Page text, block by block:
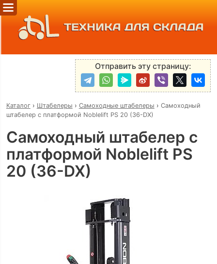
ТЕХНИКА ДЛЯ СКЛАДА
Отправить эту страницу:
Каталог› Штабелеры › Самоходные штабелеры › Самоходный
штабелер с платформой Noblelift PS 20 (36-DX)
Самоходный штабелер с
платформой Noblelift PS
20 (36-DX)